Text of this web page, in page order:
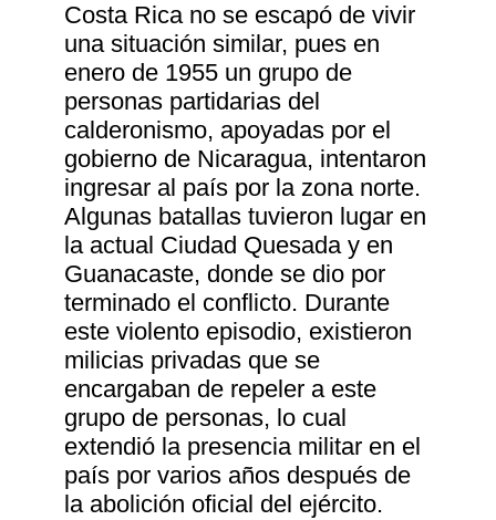
Costa Rica no se escapó de vivir
una situación similar, pues en
enero de 1955 un grupo de
personas partidarias del
calderonismo, apoyadas por el
gobierno de Nicaragua, intentaron
ingresar al país por la zona norte.
Algunas batallas tuvieron lugar en
la actual Ciudad Quesada y en
Guanacaste, donde se dio por
terminado el conflicto. Durante
este violento episodio, existieron
milicias privadas que se
encargaban de repeler a este
grupo de personas, lo cual
extendió la presencia militar en el
país por varios años después de
la abolición oficial del ejército.